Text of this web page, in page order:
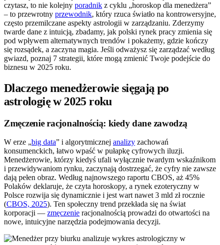
czytasz, to nie kolejny poradnik z cyklu „horoskop dla menedżera”
– to przewrotny przewodnik, który rzuca światło na kontrowersyjne,
często przemilczane aspekty astrologii w zarządzaniu. Zderzymy
twarde dane z intuicją, zbadamy, jak polski rynek pracy zmienia się
pod wpływem alternatywnych trendów i pokażemy, gdzie kończy
się rozsądek, a zaczyna magia. Jeśli odważysz się zarządzać według
gwiazd, poznaj 7 strategii, które mogą zmienić Twoje podejście do
biznesu w 2025 roku.
Dlaczego menedżerowie sięgają po
astrologię w 2025 roku
Zmęczenie racjonalnością: kiedy dane zawodzą
W erze „big data” i algorytmicznej analizy zachowań
konsumenckich, łatwo wpaść w pułapkę cyfrowych iluzji.
Menedżerowie, którzy kiedyś ufali wyłącznie twardym wskaźnikom
i przewidywaniom rynku, zaczynają dostrzegać, że cyfry nie zawsze
dają pełen obraz. Według najnowszego raportu CBOS, aż 45%
Polaków deklaruje, że czyta horoskopy, a rynek ezoteryczny w
Polsce rozwija się dynamicznie i jest wart nawet 3 mld zł rocznie
(CBOS, 2025). Ten społeczny trend przekłada się na świat
korporacji — zmęczenie racjonalnością prowadzi do otwartości na
nowe, intuicyjne narzędzia podejmowania decyzji.